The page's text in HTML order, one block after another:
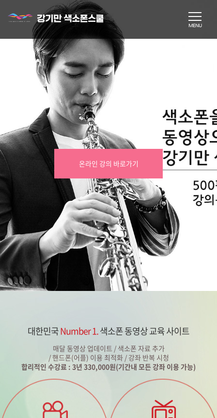
온라인 강의 바로가기
대한민국Number 1.색소폰 동영상 교육 사이트
매달 동영상 업데이트 / 색소폰 자료 추가
/ 핸드폰(어플) 이용 최적화 / 강좌 반복 시청
합리적인 수강료 : 3년 330,000원(기간내 모든 강좌 이용 가능)